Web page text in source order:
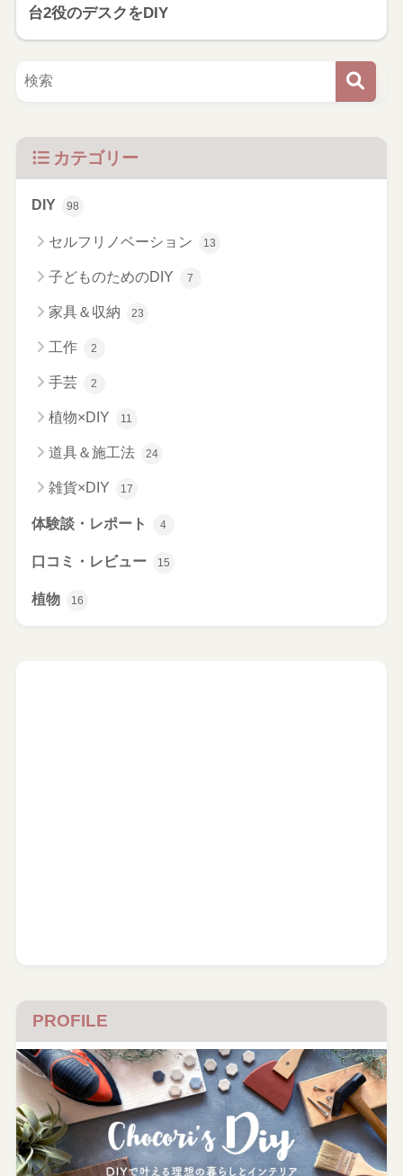
台2役のデスクをDIY
カテゴリー
DIY 98
セルフリノベーション 13
子どものためのDIY 7
家具＆収納 23
工作 2
手芸 2
植物×DIY 11
道具＆施工法 24
雑貨×DIY 17
体験談・レポート 4
口コミ・レビュー 15
植物 16
PROFILE